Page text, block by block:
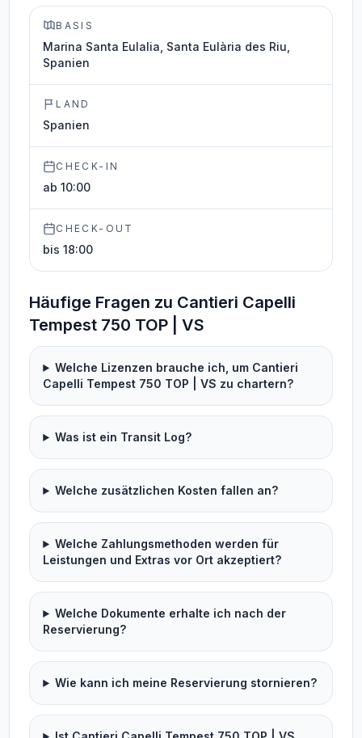
BASIS
Marina Santa Eulalia, Santa Eulària des Riu,
Spanien
LAND
Spanien
CHECK-IN
ab 10:00
CHECK-OUT
bis 18:00
Häufige Fragen zu Cantieri Capelli
Tempest 750 TOP | VS
Welche Lizenzen brauche ich, um Cantieri
Capelli Tempest 750 TOP | VS zu chartern?
Was ist ein Transit Log?
Welche zusätzlichen Kosten fallen an?
Welche Zahlungsmethoden werden für
Leistungen und Extras vor Ort akzeptiert?
Welche Dokumente erhalte ich nach der
Reservierung?
Wie kann ich meine Reservierung stornieren?